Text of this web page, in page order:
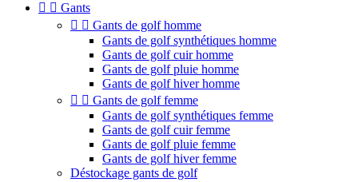
  Gants
  Gants de golf homme
Gants de golf synthétiques homme
Gants de golf cuir homme
Gants de golf pluie homme
Gants de golf hiver homme
  Gants de golf femme
Gants de golf synthétiques femme
Gants de golf cuir femme
Gants de golf pluie femme
Gants de golf hiver femme
Déstockage gants de golf